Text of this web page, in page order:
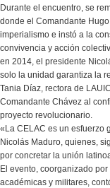
​Durante el encuentro, se
donde el Comandante
imperialismo e instó a la
convivencia y acción
en 2014, el presidente
solo la unidad garantiza la
​Tania Díaz, rectora de
Comandante Chávez al
proyecto revolucionario.
​«La CELAC es un esfuerzo
Nicolás Maduro, quienes,
por concretar la unión
​El evento, coorganizado
académicas y militares,